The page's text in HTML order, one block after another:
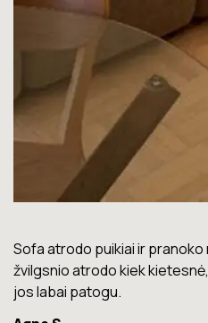
Lova labai gera. Šiuo metu
Marius T.